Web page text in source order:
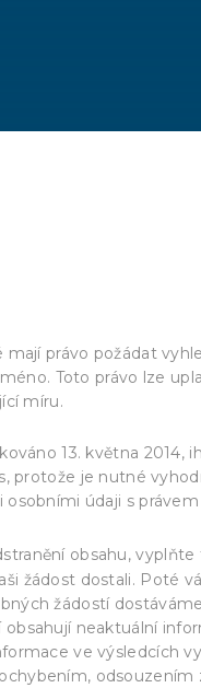
právo požádat
Toto právo lze
míru.
13. května 2014,
protože je nutné
údaji s
obsahu,
žádost dostali. Poté
žádostí
neaktuální
ve výsledcích